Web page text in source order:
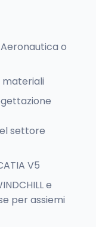
o
materiali
settore
V5
e
per assiemi